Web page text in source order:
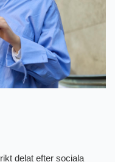
delat efter sociala